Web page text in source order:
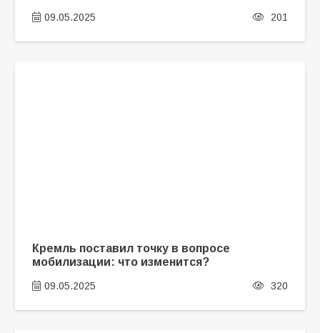
09.05.2025 201
Кремль поставил точку в вопросе
мобилизации: что изменится?
09.05.2025 320